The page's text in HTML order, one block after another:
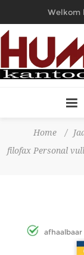
Welkom
Home /
filofax Personal
afhaalbaar